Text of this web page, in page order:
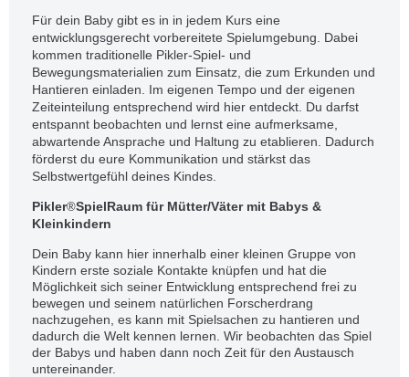
Für dein Baby gibt es in in jedem Kurs eine
entwicklungsgerecht vorbereitete Spielumgebung. Dabei
kommen traditionelle Pikler-Spiel- und
Bewegungsmaterialien zum Einsatz, die zum Erkunden und
Hantieren einladen. Im eigenen Tempo und der eigenen
Zeiteinteilung entsprechend wird hier entdeckt. Du darfst
entspannt beobachten und lernst eine aufmerksame,
abwartende Ansprache und Haltung zu etablieren. Dadurch
förderst du eure Kommunikation und stärkst das
Selbstwertgefühl deines Kindes.
Pikler®SpielRaum für Mütter/Väter mit Babys &
Kleinkindern
Dein Baby kann hier innerhalb einer kleinen Gruppe von
Kindern erste soziale Kontakte knüpfen und hat die
Möglichkeit sich seiner Entwicklung entsprechend frei zu
bewegen und seinem natürlichen Forscherdrang
nachzugehen, es kann mit Spielsachen zu hantieren und
dadurch die Welt kennen lernen. Wir beobachten das Spiel
der Babys und haben dann noch Zeit für den Austausch
untereinander.